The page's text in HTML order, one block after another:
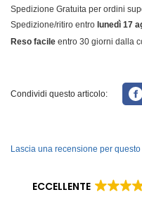
Spedizione Gratuita per ordini
Spedizione/ritiro entro lunedì 17
Reso facile entro 30 giorni dalla
Condividi questo articolo:
Lascia una recensione per
ECCELLENTE